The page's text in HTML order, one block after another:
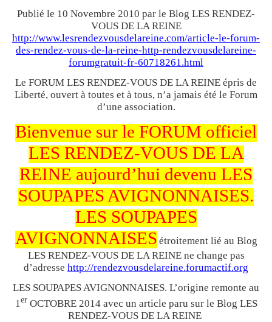
Publié le 10 Novembre 2010 par le Blog LES RENDEZ-
VOUS DE LA REINE
http://www.lesrendezvousdelareine.com/article-le-forum-
des-rendez-vous-de-la-reine-http-rendezvousdelareine-
forumgratuit-fr-60718261.html
Le FORUM LES RENDEZ-VOUS DE LA REINE épris de
Liberté, ouvert à toutes et à tous, n’a jamais été le Forum
d’une association.
Bienvenue sur le FORUM officiel
LES RENDEZ-VOUS DE LA
REINE aujourd’hui devenu LES
SOUPAPES AVIGNONNAISES.
LES SOUPAPES
AVIGNONNAISES étroitement lié au Blog
LES RENDEZ-VOUS DE LA REINE ne change pas
d’adresse http://rendezvousdelareine.forumactif.org
LES SOUPAPES AVIGNONNAISES. L’origine remonte au
1erOCTOBRE 2014 avec un article paru sur le Blog LES
RENDEZ-VOUS DE LA REINE